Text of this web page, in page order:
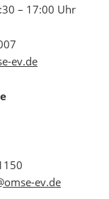
– 17:00 Uhr
ev.de
ev.de